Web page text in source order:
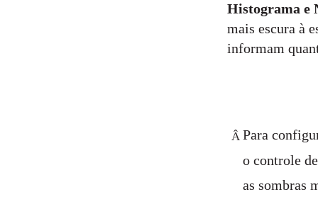
Histograma e
mais escura à
informam
Para
Â
o controle
as sombras